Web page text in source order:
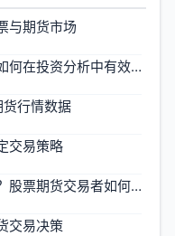
与期货市场
固定资产周转率怎么计算？如何在投资分析中有效运用？
行情数据
交易策略
卖盘明显高于买盘代表什么？股票期货交易者如何应对
交易决策